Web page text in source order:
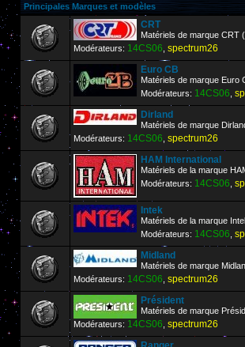
Principales Marques et modèles
CRT
Matériels de marque CRT
Modérateurs: 14CS06 spectrum26
Euro CB
Matériels de marque Euro
Modérateurs: 14CS06
Dirland
Matériels de marque
Modérateurs: 14CS06 spectrum26
HAM International
Matériels de la marque
Modérateurs: 14CS06
Intek
Matériels de la marque
Modérateurs: 14CS06
Midland
Matériels de marque
Modérateurs: 14CS06 spectrum26
Président
Matériels de marque
Modérateurs: 14CS06 spectrum26